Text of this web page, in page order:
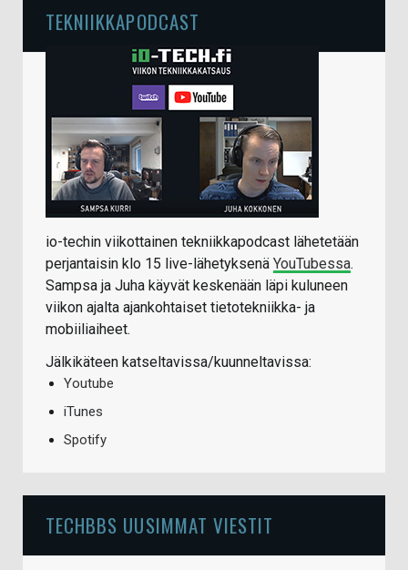
TEKNIIKKAPODCAST
io-techin viikottainen tekniikkapodcast lähetetään
perjantaisin klo 15 live-lähetyksenä YouTubessa.
Sampsa ja Juha käyvät keskenään läpi kuluneen
viikon ajalta ajankohtaiset tietotekniikka- ja
mobiiliaiheet.
Jälkikäteen katseltavissa/kuunneltavissa:
Youtube
iTunes
Spotify
TECHBBS UUSIMMAT VIESTIT